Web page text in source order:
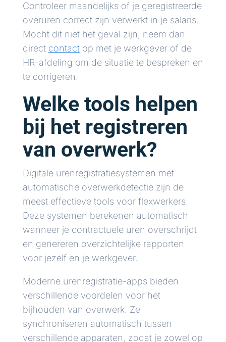
Controleer maandelijks of je geregistreerde
overuren correct zijn verwerkt in je salaris.
Mocht dit niet het geval zijn, neem dan
direct contactop met je werkgever of de
HR-afdeling om de situatie te bespreken en
te corrigeren.
Welke tools helpen
bij het registreren
van overwerk?
Digitale urenregistratiesystemen met
automatische overwerkdetectie zijn de
meest effectieve tools voor flexwerkers.
Deze systemen berekenen automatisch
wanneer je contractuele uren overschrijdt
en genereren overzichtelijke rapporten
voor jezelf en je werkgever.
Moderne urenregistratie-apps bieden
verschillende voordelen voor het
bijhouden van overwerk. Ze
synchroniseren automatisch tussen
verschillende apparaten, zodat je zowel op